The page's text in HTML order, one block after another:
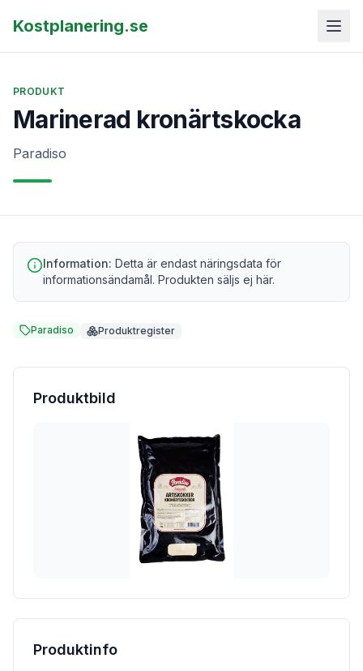
Kostplanering.se
PRODUKT
Marinerad kronärtskocka
Paradiso
Information: Detta är endast näringsdata för
informationsändamål. Produkten säljs ej här.
Paradiso Produktregister
Produktbild
Produktinfo